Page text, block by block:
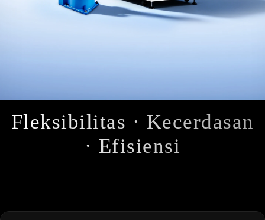
Fleksibilitas · Kecerdasan
· Efisiensi